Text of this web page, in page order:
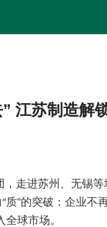
江苏制造解
走进苏州、无锡
质”的突破：企业不
球市场。